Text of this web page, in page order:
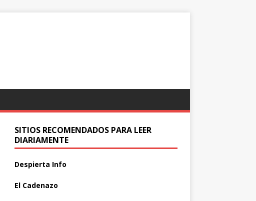
SITIOS RECOMENDADOS PARA LEER
DIARIAMENTE
Despierta Info
El Cadenazo